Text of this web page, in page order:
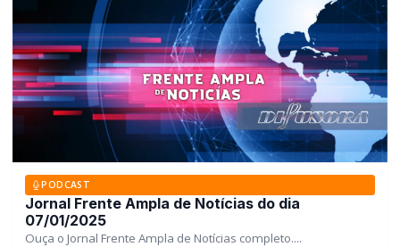
PODCAST
Jornal Frente Ampla de Notícias do dia
07/01/2025
Ouça o Jornal Frente Ampla de Notícias completo....